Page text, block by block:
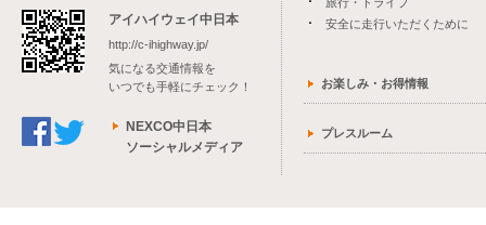
アイハイウェイ中日本
http://c-ihighway.jp/
気になる交通情報を
いつでも手軽にチェック！
NEXCO中日本
ソーシャルメディア
安全に走行いただくために
お楽しみ・お得情報
プレスルーム